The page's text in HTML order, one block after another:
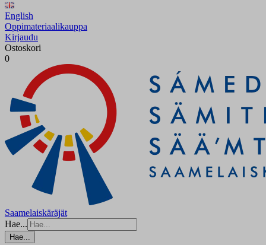
English
Oppimateriaalikauppa
Kirjaudu
Ostoskori
0
Saamelaiskäräjät
Hae...
Hae...